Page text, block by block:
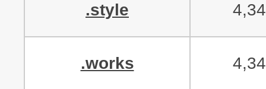
.style
.works